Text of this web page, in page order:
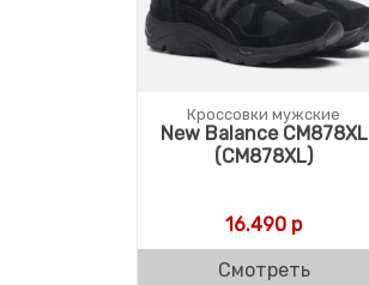
Кроссовки мужские
New Balance CM878XL
(CM878XL)
16.490 р
Смотреть